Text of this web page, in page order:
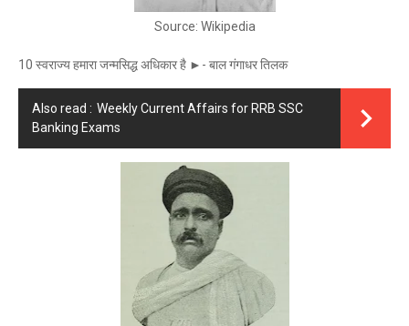
Source: Wikipedia
10 स्वराज्य हमारा जन्मसिद्ध अधिकार है ►- बाल गंगाधर तिलक
Also read : Weekly Current Affairs for RRB SSC
Banking Exams